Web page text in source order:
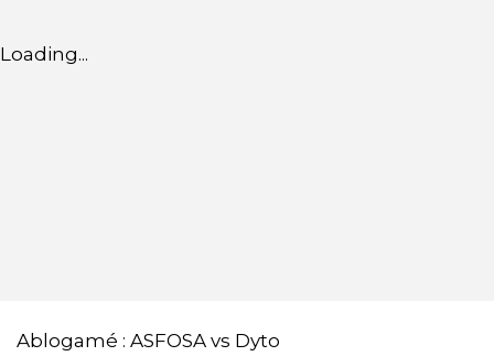
Loading...
Ablogamé : ASFOSA vs Dyto